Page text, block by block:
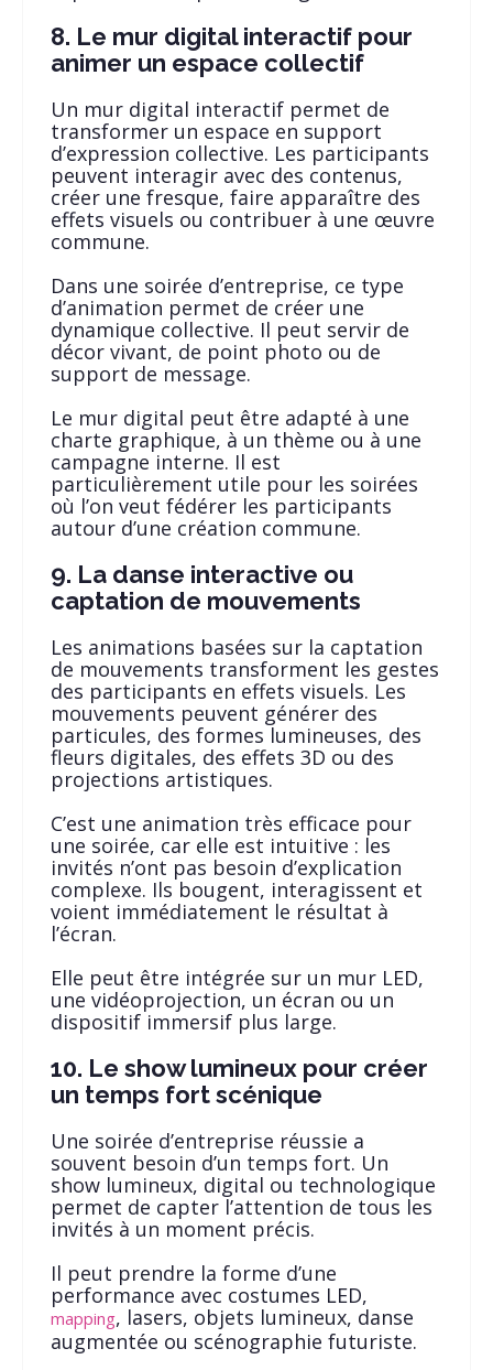
8. Le mur digital interactif pour
animer un espace collectif
Un mur digital interactif permet de
transformer un espace en support
d’expression collective. Les participants
peuvent interagir avec des contenus,
créer une fresque, faire apparaître des
effets visuels ou contribuer à une œuvre
commune.
Dans une soirée d’entreprise, ce type
d’animation permet de créer une
dynamique collective. Il peut servir de
décor vivant, de point photo ou de
support de message.
Le mur digital peut être adapté à une
charte graphique, à un thème ou à une
campagne interne. Il est
particulièrement utile pour les soirées
où l’on veut fédérer les participants
autour d’une création commune.
9. La danse interactive ou
captation de mouvements
Les animations basées sur la captation
de mouvements transforment les gestes
des participants en effets visuels. Les
mouvements peuvent générer des
particules, des formes lumineuses, des
fleurs digitales, des effets 3D ou des
projections artistiques.
C’est une animation très efficace pour
une soirée, car elle est intuitive : les
invités n’ont pas besoin d’explication
complexe. Ils bougent, interagissent et
voient immédiatement le résultat à
l’écran.
Elle peut être intégrée sur un mur LED,
une vidéoprojection, un écran ou un
dispositif immersif plus large.
10. Le show lumineux pour créer
un temps fort scénique
Une soirée d’entreprise réussie a
souvent besoin d’un temps fort. Un
show lumineux, digital ou technologique
permet de capter l’attention de tous les
invités à un moment précis.
Il peut prendre la forme d’une
performance avec costumes LED,
mapping, lasers, objets lumineux, danse
augmentée ou scénographie futuriste.